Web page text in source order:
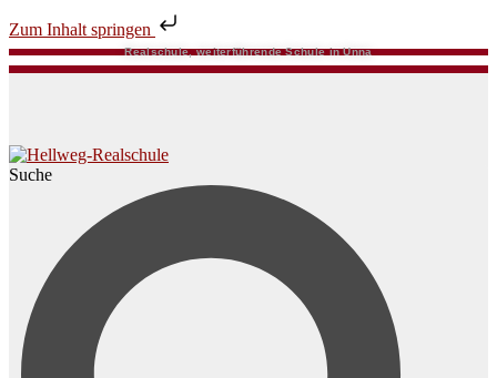
Zum Inhalt springen
Realschule, weiterführende Schule in Unna
Suche